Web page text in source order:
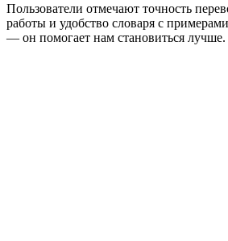
Пользователи отмечают точность
работы и удобство словаря с
— он помогает нам становиться лучше.